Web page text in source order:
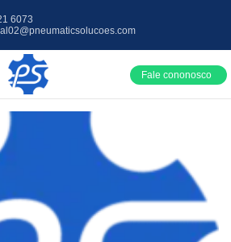
6073
Fale cononosco